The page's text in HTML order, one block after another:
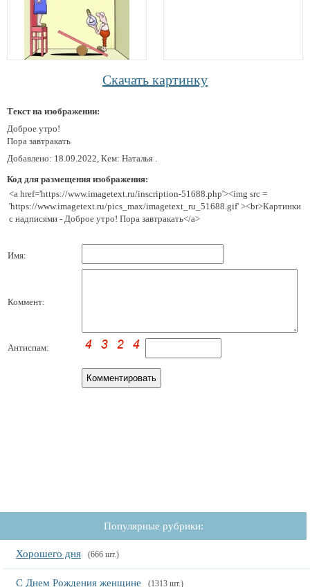
Скачать картинку
Текст на изображении:
Доброе утро!
Пора завтракать
Добавлено: 18.09.2022, Кем: Наталья .
Код для размещения изображения:
<a href='https://www.imagetext.ru/inscription-51688.php'><img src =
'https://www.imagetext.ru/pics_max/imagetext_ru_51688.gif' ><br>Картинки
с надписями - Доброе утро! Пора завтракать</a>
Имя:
Коммент:
Антиспам:
Популярные рубрики:
Хорошего дня (666 шт.)
С Днем Рождения женщине (1313 шт.)